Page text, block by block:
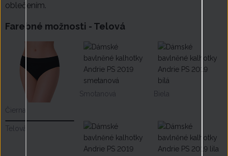
oblečením.
Farebné možnosti - Telová
Čierna
Smotanová Biela
Telová